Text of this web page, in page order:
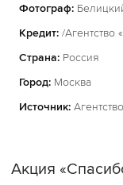
Фотограф:
Кредит: /Агентство
Страна: Россия
Город: Москва
Источник:
Акция